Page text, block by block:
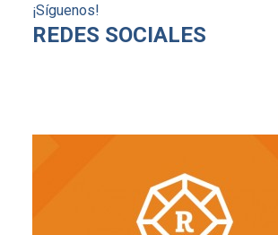
¡Síguenos!
REDES SOCIALES